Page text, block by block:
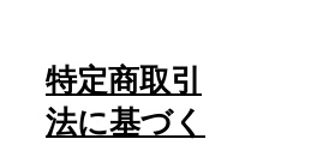
特定商取引
法に基づく